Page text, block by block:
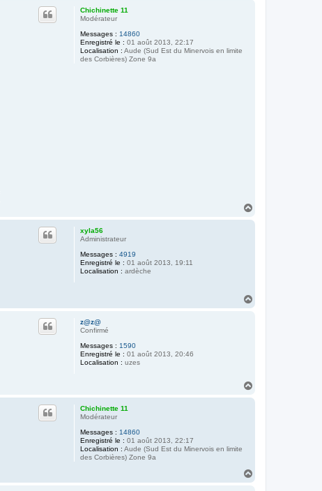
Chichinette 11
Modérateur
Messages : 14860
Enregistré le : 01 août 2013, 22:17
Localisation : Aude (Sud Est du Minervois en limite
des Corbières) Zone 9a
xyla56
Administrateur
Messages : 4919
Enregistré le : 01 août 2013, 19:11
Localisation : ardèche
z@z@
Confirmé
Messages : 1590
Enregistré le : 01 août 2013, 20:46
Localisation : uzes
Chichinette 11
Modérateur
Messages : 14860
Enregistré le : 01 août 2013, 22:17
Localisation : Aude (Sud Est du Minervois en limite
des Corbières) Zone 9a